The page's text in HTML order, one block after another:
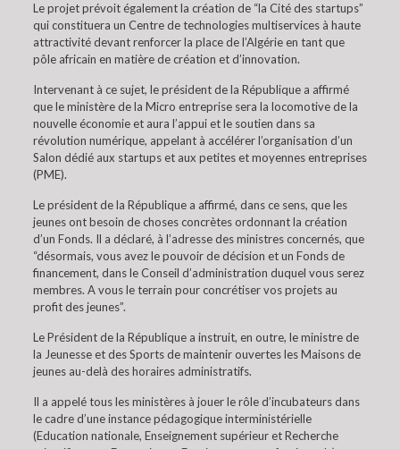
Le projet prévoit également la création de “la Cité des startups”
qui constituera un Centre de technologies multiservices à haute
attractivité devant renforcer la place de l’Algérie en tant que
pôle africain en matière de création et d’innovation.
Intervenant à ce sujet, le président de la République a affirmé
que le ministère de la Micro entreprise sera la locomotive de la
nouvelle économie et aura l’appui et le soutien dans sa
révolution numérique, appelant à accélérer l’organisation d’un
Salon dédié aux startups et aux petites et moyennes entreprises
(PME).
Le président de la République a affirmé, dans ce sens, que les
jeunes ont besoin de choses concrètes ordonnant la création
d’un Fonds. Il a déclaré, à l’adresse des ministres concernés, que
“désormais, vous avez le pouvoir de décision et un Fonds de
financement, dans le Conseil d’administration duquel vous serez
membres. A vous le terrain pour concrétiser vos projets au
profit des jeunes”.
Le Président de la République a instruit, en outre, le ministre de
la Jeunesse et des Sports de maintenir ouvertes les Maisons de
jeunes au-delà des horaires administratifs.
Il a appelé tous les ministères à jouer le rôle d’incubateurs dans
le cadre d’une instance pédagogique interministérielle
(Education nationale, Enseignement supérieur et Recherche